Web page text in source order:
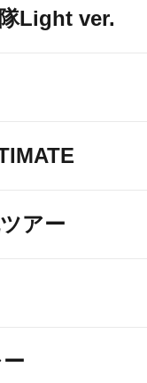
Light ver.
アー